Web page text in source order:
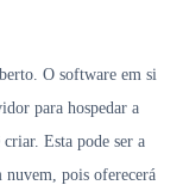
O software em si
para hospedar a
Esta pode ser a
nuvem, pois oferecerá